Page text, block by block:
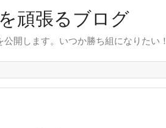
頑張るブログ
開します。いつか勝ち組になりたい！